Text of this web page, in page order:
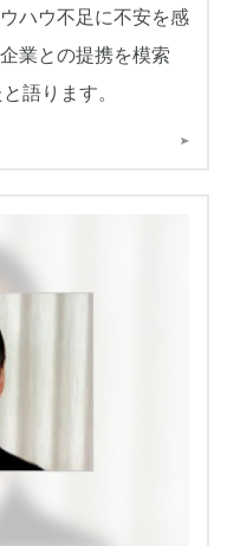
ハウ不足に不安を感
業との提携を模索
語ります。